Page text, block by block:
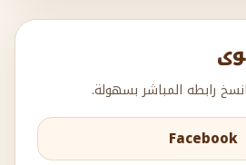
رابطه المباشر بسهولة.
Facebook